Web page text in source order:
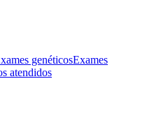
genéticosExames
atendidos